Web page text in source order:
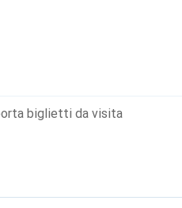
biglietti da visita